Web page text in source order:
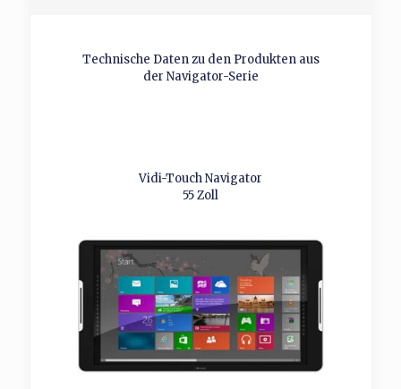
Technische Daten zu den Produkten aus
der Navigator-Serie
Vidi-Touch Navigator
55 Zoll